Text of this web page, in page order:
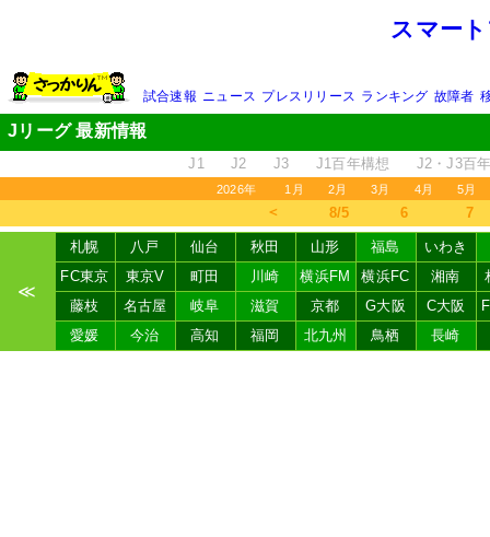
スマー
試合速報 ニュース プレスリリース ランキング 故障者
Jリーグ 最新情報
J1 J2 J3 J1百年構想 J2・J3百
2026年 1月 2月 3月 4月 5月
＜ 8/5 6 7
≪
札幌 八戸 仙台 秋田 山形 福島
いわき
FC東京
東京V 町田 川崎 横浜FM 横浜FC 湘南
藤枝
名古屋 岐阜 滋賀 京都 G大阪 C大阪
愛媛
今治 高知 福岡 北九州 鳥栖 長崎